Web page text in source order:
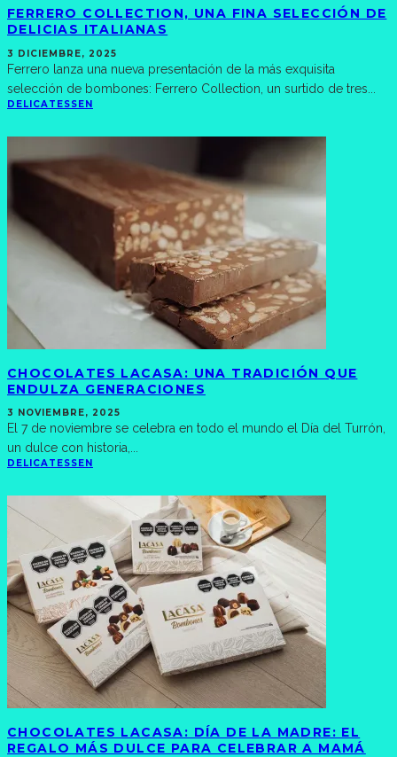
FERRERO COLLECTION, UNA FINA SELECCIÓN DE
DELICIAS ITALIANAS
3 DICIEMBRE, 2025
Ferrero lanza una nueva presentación de la más exquisita
selección de bombones: Ferrero Collection, un surtido de tres
DELICATESSEN
CHOCOLATES LACASA: UNA TRADICIÓN QUE
ENDULZA GENERACIONES
3 NOVIEMBRE, 2025
El 7 de noviembre se celebra en todo el mundo el Día del Turrón,
un dulce con historia,
DELICATESSEN
CHOCOLATES LACASA: DÍA DE LA MADRE: EL
REGALO MÁS DULCE PARA CELEBRAR A MAMÁ